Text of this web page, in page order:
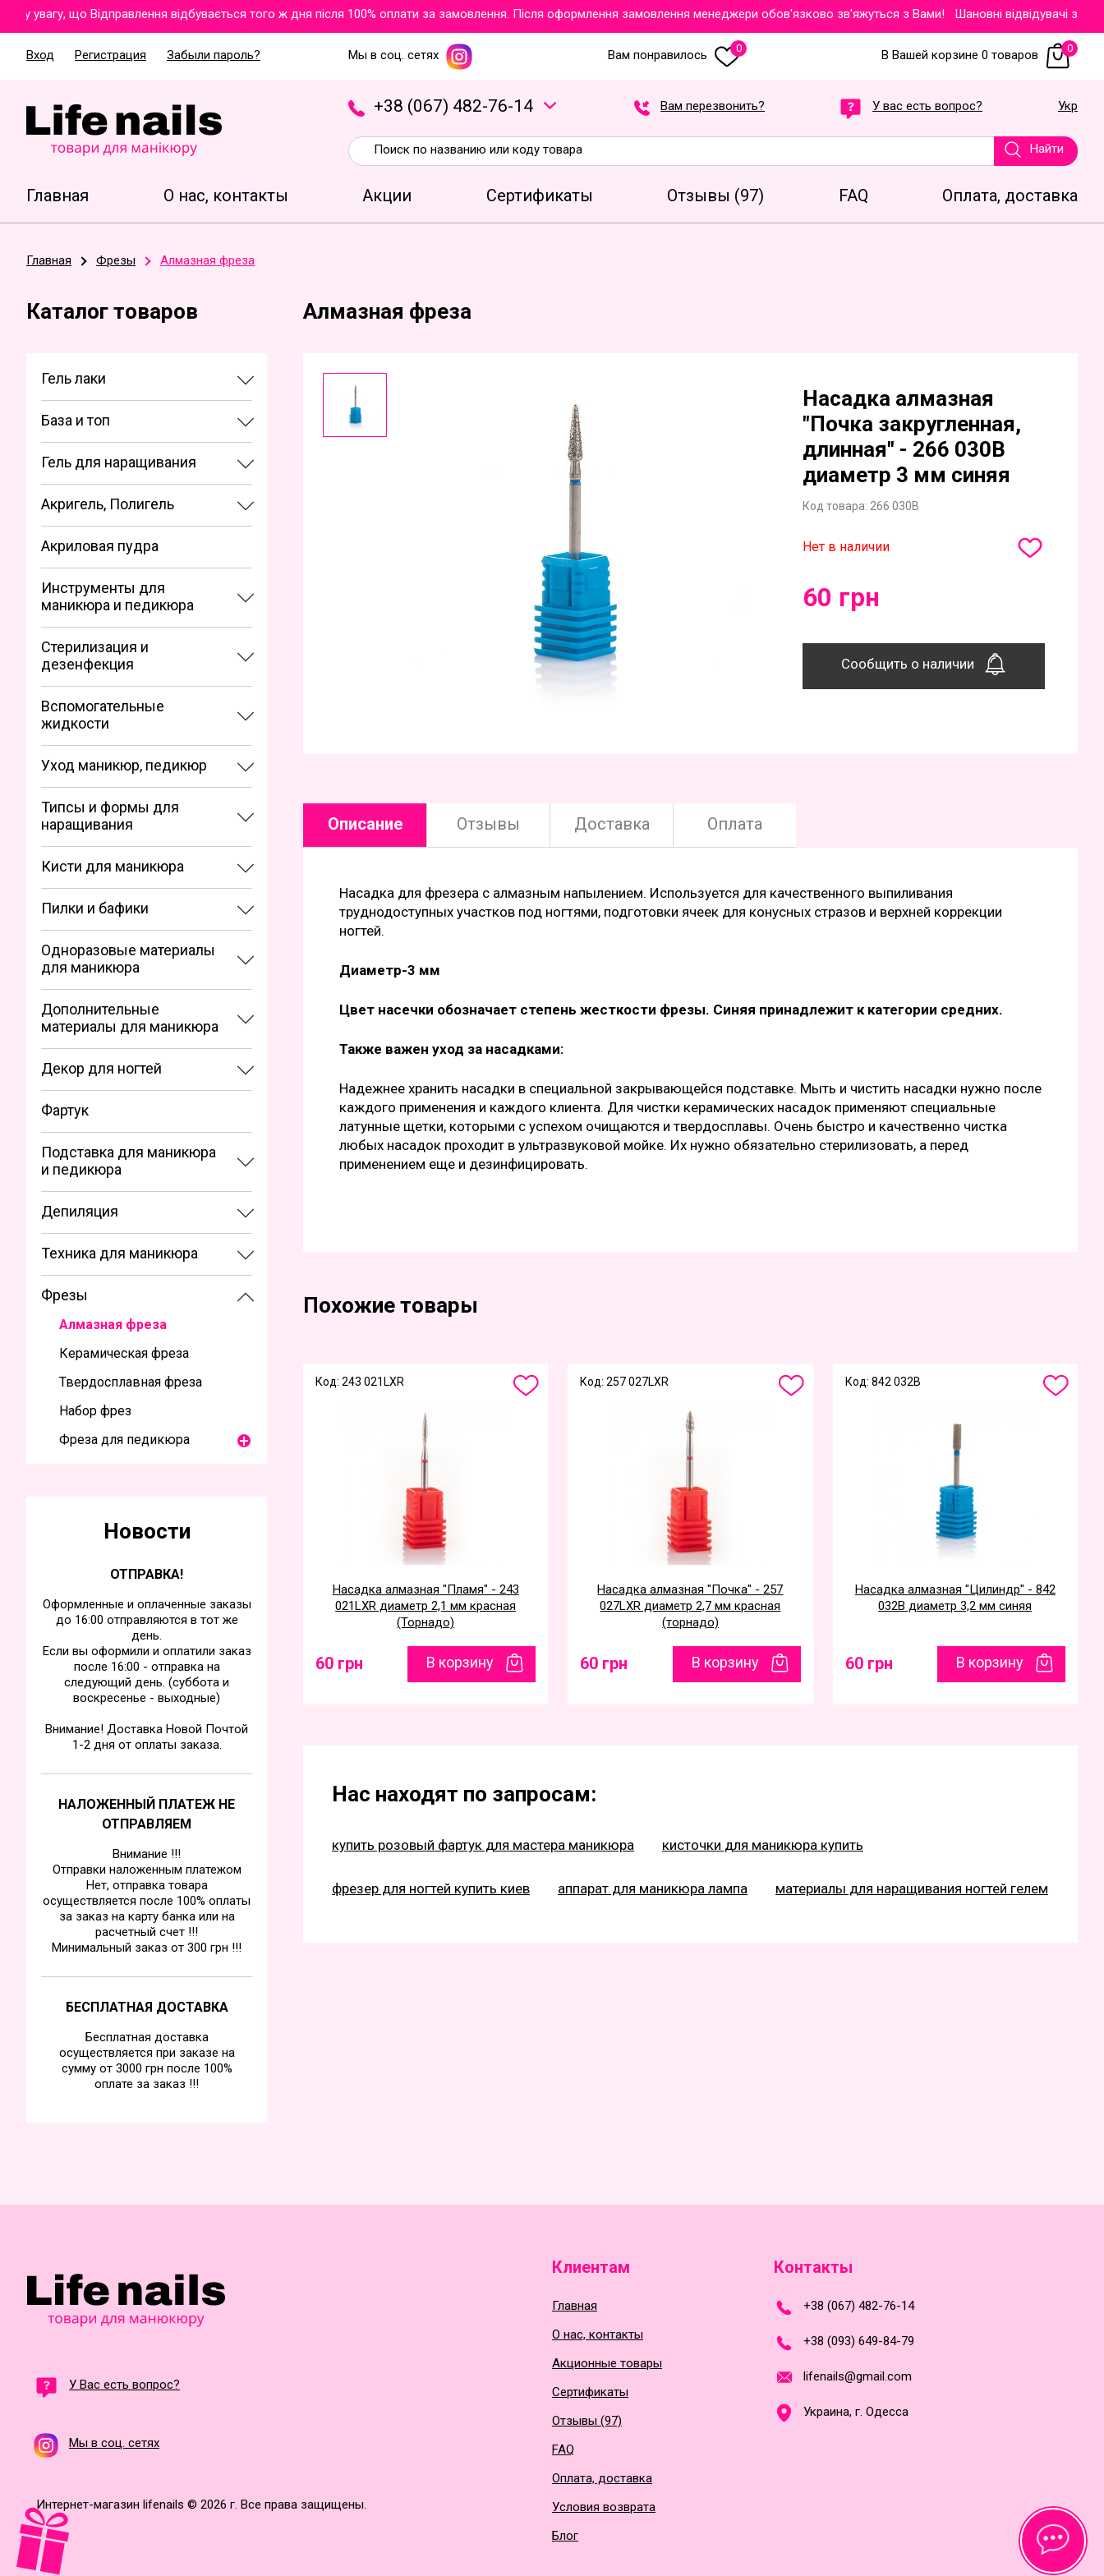
увагу, що Відправлення відбувається того ж дня після 100% оплати за замовлення. Після оформлення замовлення менеджери обов'язково зв'яжуться з Вами!Шановні відвідувачі
Вход Регистрация Забыли пароль? Мы в соц. сетях Вам понравилось 0 В Вашей корзине 0 товаров 0
+38 (067) 482-76-1 4 Вам перезвонить? У вас есть вопрос? Укр
Найти
Главная О нас, контакты Акции Сертификаты Отзывы (97) FAQ Оплата, доставка
Главная Фрезы Алмазная фреза
Каталог товаров
Гель лаки
База и топ
Гель для наращивания
Акригель, Полигель
Акриловая пудра
Инструменты для
маникюра и педикюра
Стерилизация и
дезенфекция
Вспомогательные
жидкости
Уход маникюр, педикюр
Типсы и формы для
наращивания
Кисти для маникюра
Пилки и бафики
Одноразовые материалы
для маникюра
Дополнительные
материалы для маникюра
Декор для ногтей
Фартук
Подставка для маникюра
и педикюра
Депиляция
Техника для маникюра
Фрезы
Алмазная фреза
Керамическая фреза
Твердосплавная фреза
Набор фрез
Фреза для педикюра
Новости
ОТПРАВКА!
Оформленные и оплаченные заказы
до 16:00 отправляются в тот же
день.
Если вы оформили и оплатили заказ
после 16:00 - отправка на
следующий день. (суббота и
воскресенье - выходные)
Внимание! Доставка Новой Почтой
1-2 дня от оплаты заказа.
НАЛОЖЕННЫЙ ПЛАТЕЖ НЕ
ОТПРАВЛЯЕМ
Внимание !!!
Отправки наложенным платежом
Нет, отправка товара
осуществляется после 100% оплаты
за заказ на карту банка или на
расчетный счет !!!
Минимальный заказ от 300 грн !!!
БЕСПЛАТНАЯ ДОСТАВКА
Бесплатная доставка
осуществляется при заказе на
сумму от 3000 грн после 100%
оплате за заказ !!!
Алмазная фреза
Насадка алмазная
"Почка закругленная,
длинная" - 266 030B
диаметр 3 мм синяя
Код товара: 266 030B
Нет в наличии
60 грн
Сообщить о наличии
Описание Отзывы Доставка Оплата
Насадка для фрезера с алмазным напылением. Используется для качественного выпиливания
труднодоступных участков под ногтями, подготовки ячеек для конусных стразов и верхней коррекции
ногтей.
Диаметр-3 мм
Цвет насечки обозначает степень жесткости фрезы. Синяя принадлежит к категории средних.
Также важен уход за насадками:
Надежнее хранить насадки в специальной закрывающейся подставке. Мыть и чистить насадки нужно после
каждого применения и каждого клиента. Для чистки керамических насадок применяют специальные
латунные щетки, которыми с успехом очищаются и твердосплавы. Очень быстро и качественно чистка
любых насадок проходит в ультразвуковой мойке. Их нужно обязательно стерилизовать, а перед
применением еще и дезинфицировать.
Похожие товары
Код: 243 021LXR
Насадка алмазная "Пламя" - 243
021LXR диаметр 2,1 мм красная
(Торнадо)
60 грн В корзину
Код: 257 027LXR
Насадка алмазная "Почка" - 257
027LXR диаметр 2,7 мм красная
(торнадо)
60 грн В корзину
Код: 842 032B
Насадка алмазная "Цилиндр" - 842
032B диаметр 3,2 мм синяя
60 грн В корзину
Нас находят по запросам:
купить розовый фартук для мастера маникюра кисточки для маникюра купить
фрезер для ногтей купить киев аппарат для маникюра лампа материалы для наращивания ногтей гелем
У Вас есть вопрос?
Мы в соц. сетях
Интернет-магазин lifenails © 2026 г. Все права защищены.
Клиентам
Главная
О нас, контакты
Акционные товары
Сертификаты
Отзывы (97)
FAQ
Оплата, доставка
Условия возврата
Блог
Контакты
+38 (067) 482-76-14
+38 (093) 649-84-79
lifenails@gmail.com
Украина, г. Одесса